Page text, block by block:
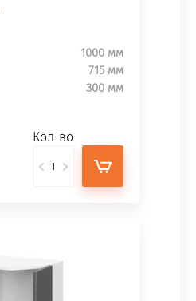
1000 мм
715 мм
300 мм
Кол-во